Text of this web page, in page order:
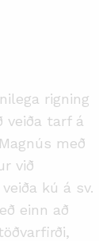
rigning
veiða tarf á
með
við
kú á sv.
einn að